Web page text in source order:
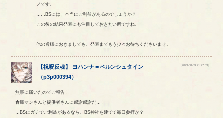
ノです。
……BSには、本当にご利益があるのでしょうか？
この後の結果発表にも注目しておきたい所ですね。
他の皆様におきましても、発表までもう少々お待ちくださいませ。
【祝呪反魂】 ヨハンナ＝ベルンシュタイン
（p3p000394）
[2023-08-09 21:27:03]
無事に届いたのでご報告！
倉庫マンさんと提供者さんに感謝感謝だ…！
…BSにガチでご利益があるなら、BS神社を建てて毎日参拝か？